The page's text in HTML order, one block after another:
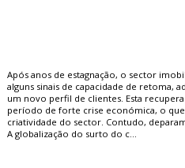
Após anos de estagnação, o sector
alguns sinais de capacidade de retoma,
um novo perfil de clientes. Esta
período de forte crise económica, o
criatividade do sector. Contudo, deparamo-nos agora com uma nova ameaça.
A globalização do surto do c...